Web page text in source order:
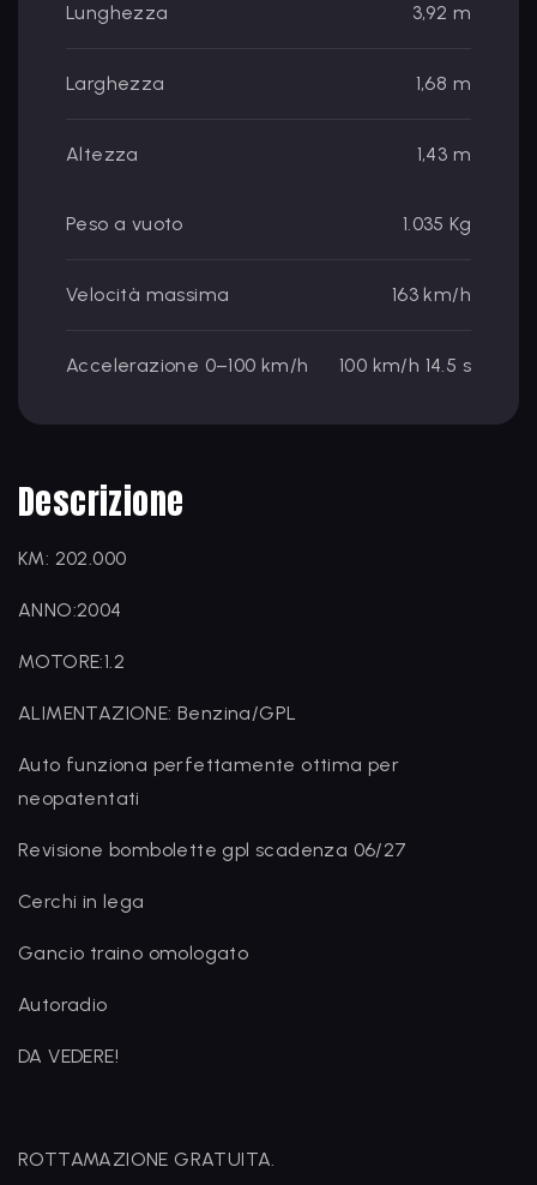
Lunghezza 3,92 m
Larghezza 1,68 m
Altezza 1,43 m
Peso a vuoto 1.035 Kg
Velocità massima 163 km/h
Accelerazione 0–100 km/h 100 km/h 14.5 s
Descrizione
KM: 202.000
ANNO:2004
MOTORE:1.2
ALIMENTAZIONE: Benzina/GPL
Auto funziona perfettamente ottima per
neopatentati
Revisione bombolette gpl scadenza 06/27
Cerchi in lega
Gancio traino omologato
Autoradio
DA VEDERE!
ROTTAMAZIONE GRATUITA.